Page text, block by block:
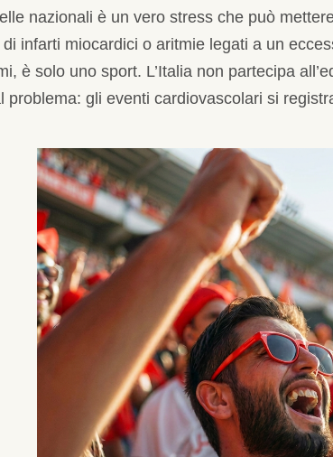
nazionali è un vero stress che può
infarti miocardici o aritmie legati a un
è solo uno sport. L’Italia non partecipa
problema: gli eventi cardiovascolari si